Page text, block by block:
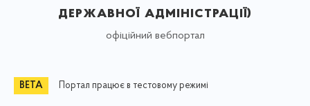
державної адміністрації)
офіційний вебпортал
Портал працює в тестовому режимі